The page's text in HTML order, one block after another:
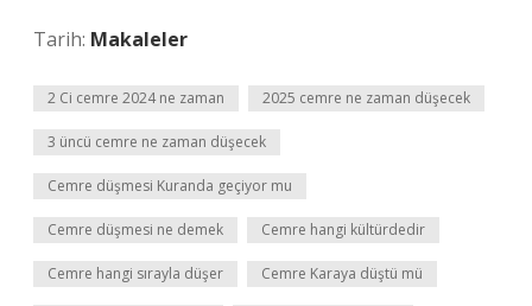
Tarih: Makaleler
2 Ci cemre 2024 ne zaman 2025 cemre ne zaman düşecek
3 üncü cemre ne zaman düşecek
Cemre düşmesi Kuranda geçiyor mu
Cemre düşmesi ne demek Cemre hangi kültürdedir
Cemre hangi sırayla düşer Cemre Karaya düştü mü